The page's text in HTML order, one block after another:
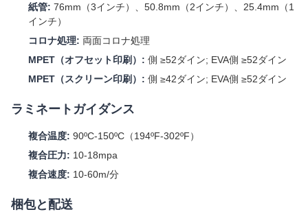
紙管: 76mm（3インチ）、50.8mm（2インチ）、25.4mm（1
インチ）
コロナ処理: 両面コロナ処理
MPET（オフセット印刷）: 側 ≥52ダイン; EVA側 ≥52ダイン
MPET（スクリーン印刷）: 側 ≥42ダイン; EVA側 ≥52ダイン
ラミネートガイダンス
複合温度: 90ºC-150ºC（194ºF-302ºF）
複合圧力: 10-18mpa
複合速度: 10-60m/分
梱包と配送